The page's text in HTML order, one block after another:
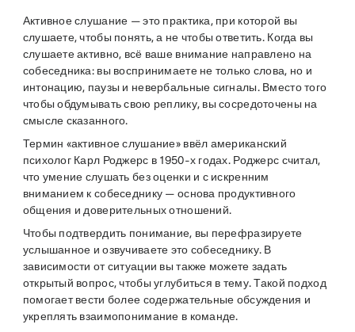
Активное слушание — это практика, при которой вы
слушаете, чтобы понять, а не чтобы ответить. Когда вы
слушаете активно, всё ваше внимание направлено на
собеседника: вы воспринимаете не только слова, но и
интонацию, паузы и невербальные сигналы. Вместо того
чтобы обдумывать свою реплику, вы сосредоточены на
смысле сказанного.
Термин «активное слушание» ввёл американский
психолог Карл Роджерс в 1950-х годах. Роджерс считал,
что умение слушать без оценки и с искренним
вниманием к собеседнику — основа продуктивного
общения и доверительных отношений.
Чтобы подтвердить понимание, вы перефразируете
услышанное и озвучиваете это собеседнику. В
зависимости от ситуации вы также можете задать
открытый вопрос, чтобы углубиться в тему. Такой подход
помогает вести более содержательные обсуждения и
укреплять взаимопонимание в команде.